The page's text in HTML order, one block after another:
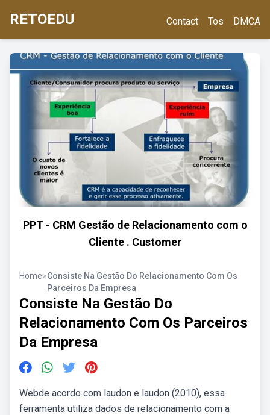
RETOEDU Contact Tos DMCA
PPT - CRM Gestão de Relacionamento com o
Cliente . Customer
Home>Consiste Na Gestão Do Relacionamento Com Os
Parceiros Da Empresa
Consiste Na Gestão Do
Relacionamento Com Os Parceiros
Da Empresa
Webde acordo com laudon e laudon (2010), essa
ferramenta utiliza dados de relacionamento com a